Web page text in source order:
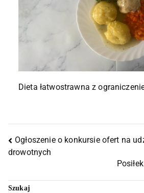
Dieta łatwostrawna z
Ogłoszenie o konkursie ofert na
drowotnych
Szukaj